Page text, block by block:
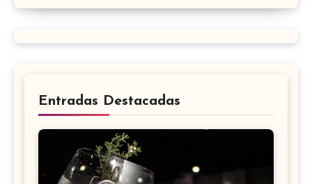
Entradas Destacadas